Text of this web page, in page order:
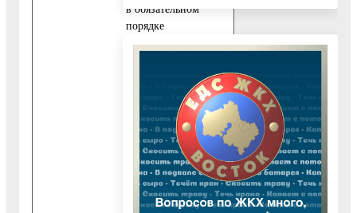
в обязательном
порядке
Администрацией
необходимые для
предоставления
Государственной
услуги документы:
11.1.1. Выписка из
Единого
государственного